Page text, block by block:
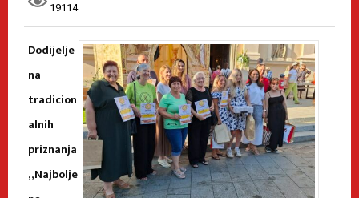
19114
Dodijelje
na
tradicion
alnih
priznanja
„Najbolje